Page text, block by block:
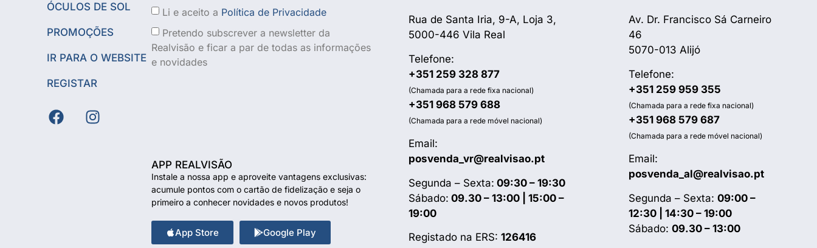
ÓCULOS DE SOL
PROMOÇÕES
IR PARA O WEBSITE
REGISTAR
Li e aceito a Política de Privacidade
Pretendo subscrever a newsletter da
Realvisão e ficar a par de todas as informações
e novidades
APP REALVISÃO
Instale a nossa app e aproveite vantagens exclusivas:
acumule pontos com o cartão de fidelização e seja o
primeiro a conhecer novidades e novos produtos!
App Store Google Play
Rua de Santa Iria, 9-A, Loja 3,
5000-446 Vila Real
Telefone:
+351 259 328 877
(Chamada para a rede fixa nacional)
+351 968 579 688
(Chamada para a rede móvel nacional)
Email:
posvenda_vr@realvisao.pt
Segunda – Sexta: 09:30 – 19:30
Sábado: 09.30 – 13:00 | 15:00 –
19:00
Registado na ERS: 126416
Av. Dr. Francisco Sá Carneiro
46
5070-013 Alijó
Telefone:
+351 259 959 355
(Chamada para a rede fixa nacional)
+351 968 579 687
(Chamada para a rede móvel nacional)
Email:
posvenda_al@realvisao.pt
Segunda – Sexta:09:00 –
12:30 | 14:30 – 19:00
Sábado:09.30 – 13:00